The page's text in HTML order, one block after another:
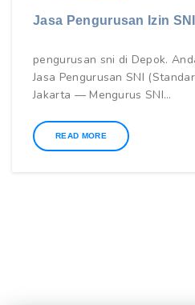
Jasa Pengurusan Izin SNI
pengurusan sni di Depok.
Jasa Pengurusan SNI
Jakarta — Mengurus SNI…
READ MORE